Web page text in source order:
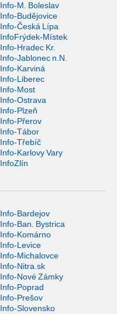
Info-M. Boleslav
Info-Budějovice
Info-Česká Lípa
InfoFrýdek-Místek
Info-Hradec Kr.
Info-Jablonec n.N.
Info-Karviná
Info-Liberec
Info-Most
Info-Ostrava
Info-Plzeň
Info-Přerov
Info-Tábor
Info-Třebíč
Info-Karlovy Vary
InfoZlín
Info-Bardejov
Info-Ban. Bystrica
Info-Komárno
Info-Levice
Info-Michalovce
Info-Nitra.sk
Info-Nové Zámky
Info-Poprad
Info-Prešov
Info-Slovensko